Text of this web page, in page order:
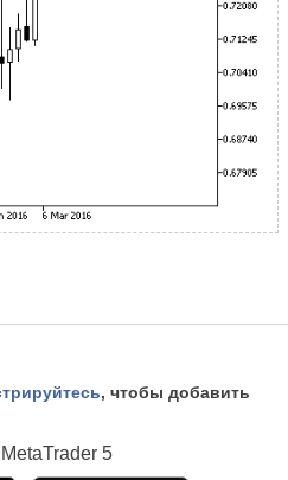
, чтобы добавить
MetaTrader 5